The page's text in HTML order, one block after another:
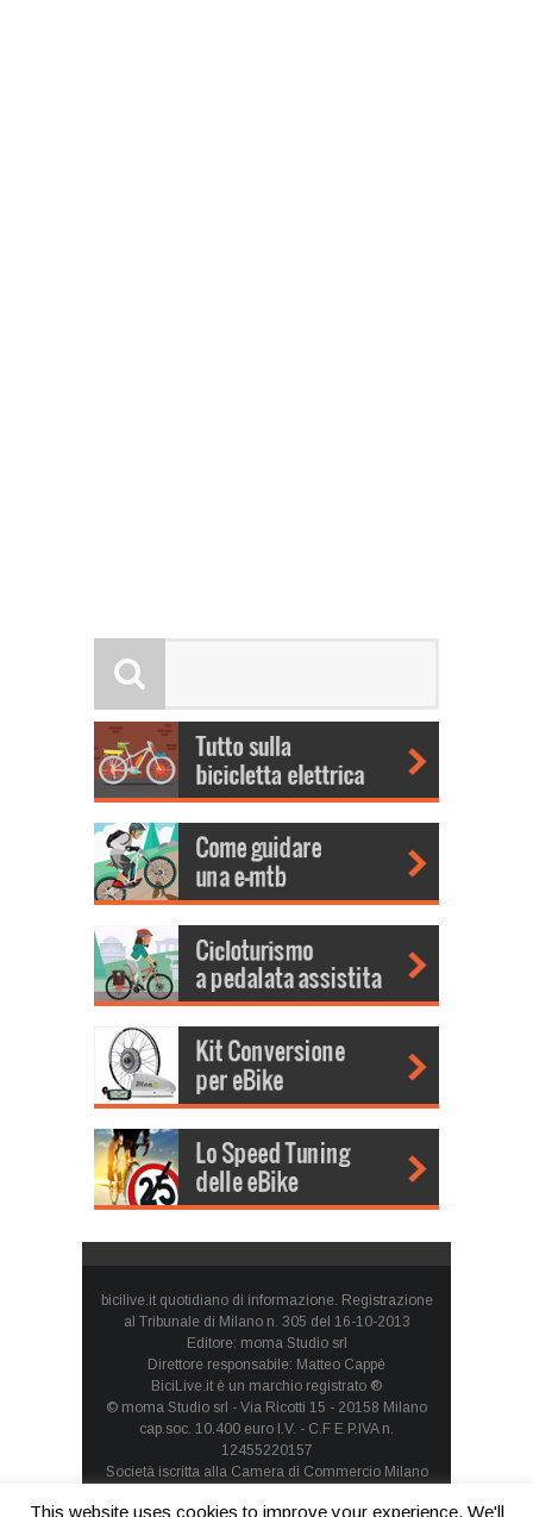
bicilive.it quotidiano di informazione. Registrazione
al Tribunale di Milano n. 305 del 16-10-2013
Editore: moma Studio srl
Direttore responsabile: Matteo Cappè
BiciLive.it è un marchio registrato ®
© moma Studio srl - Via Ricotti 15 - 20158 Milano
cap.soc. 10.400 euro I.V. - C.F E P.IVA n.
12455220157
Società iscritta alla Camera di Commercio Milano
This website uses cookies to improve your experience. We'll